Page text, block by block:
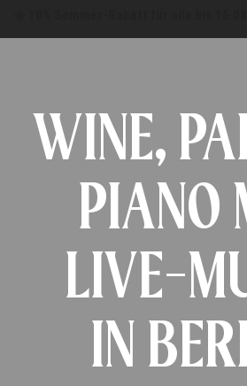
WINE,
PIANO
LIVE-
IN